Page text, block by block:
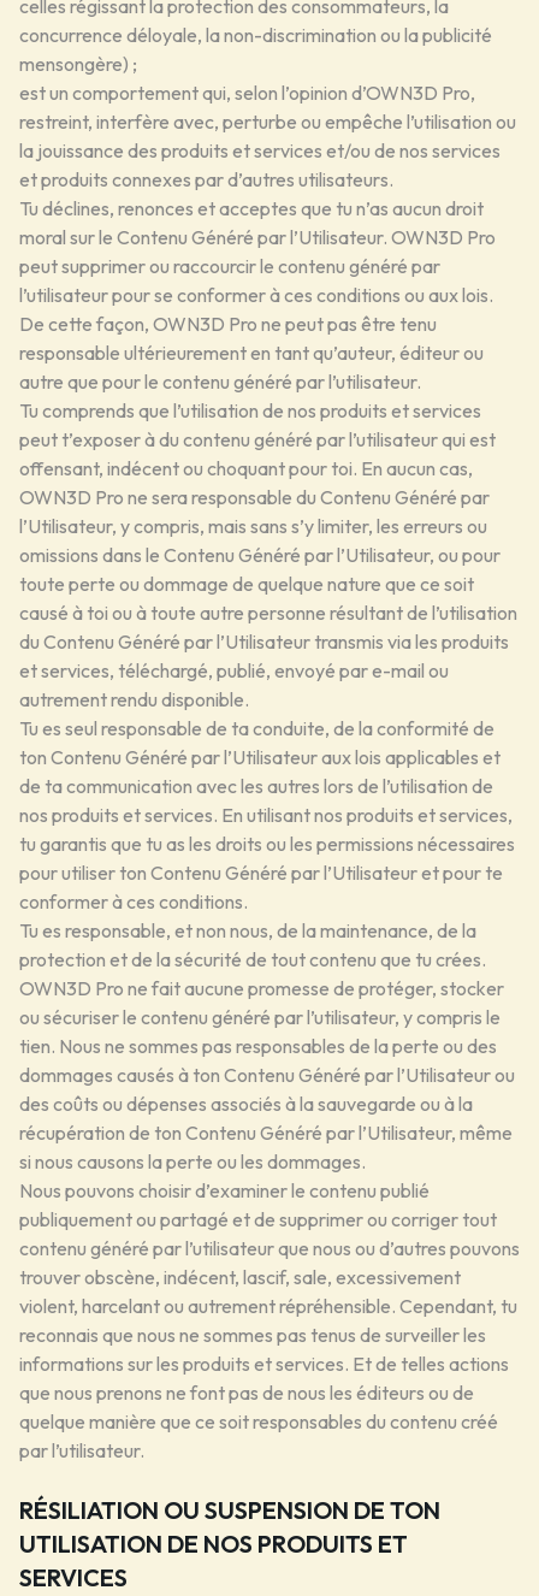
celles régissant la protection des consommateurs, la
concurrence déloyale, la non-discrimination ou la publicité
mensongère) ;
est un comportement qui, selon l’opinion d’OWN3D Pro,
restreint, interfère avec, perturbe ou empêche l’utilisation ou
la jouissance des produits et services et/ou de nos services
et produits connexes par d’autres utilisateurs.
Tu déclines, renonces et acceptes que tu n’as aucun droit
moral sur le Contenu Généré par l’Utilisateur. OWN3D Pro
peut supprimer ou raccourcir le contenu généré par
l’utilisateur pour se conformer à ces conditions ou aux lois.
De cette façon, OWN3D Pro ne peut pas être tenu
responsable ultérieurement en tant qu’auteur, éditeur ou
autre que pour le contenu généré par l’utilisateur.
Tu comprends que l’utilisation de nos produits et services
peut t’exposer à du contenu généré par l’utilisateur qui est
offensant, indécent ou choquant pour toi. En aucun cas,
OWN3D Pro ne sera responsable du Contenu Généré par
l’Utilisateur, y compris, mais sans s’y limiter, les erreurs ou
omissions dans le Contenu Généré par l’Utilisateur, ou pour
toute perte ou dommage de quelque nature que ce soit
causé à toi ou à toute autre personne résultant de l’utilisation
du Contenu Généré par l’Utilisateur transmis via les produits
et services, téléchargé, publié, envoyé par e-mail ou
autrement rendu disponible.
Tu es seul responsable de ta conduite, de la conformité de
ton Contenu Généré par l’Utilisateur aux lois applicables et
de ta communication avec les autres lors de l’utilisation de
nos produits et services. En utilisant nos produits et services,
tu garantis que tu as les droits ou les permissions nécessaires
pour utiliser ton Contenu Généré par l’Utilisateur et pour te
conformer à ces conditions.
Tu es responsable, et non nous, de la maintenance, de la
protection et de la sécurité de tout contenu que tu crées.
OWN3D Pro ne fait aucune promesse de protéger, stocker
ou sécuriser le contenu généré par l’utilisateur, y compris le
tien. Nous ne sommes pas responsables de la perte ou des
dommages causés à ton Contenu Généré par l’Utilisateur ou
des coûts ou dépenses associés à la sauvegarde ou à la
récupération de ton Contenu Généré par l’Utilisateur, même
si nous causons la perte ou les dommages.
Nous pouvons choisir d’examiner le contenu publié
publiquement ou partagé et de supprimer ou corriger tout
contenu généré par l’utilisateur que nous ou d’autres pouvons
trouver obscène, indécent, lascif, sale, excessivement
violent, harcelant ou autrement répréhensible. Cependant, tu
reconnais que nous ne sommes pas tenus de surveiller les
informations sur les produits et services. Et de telles actions
que nous prenons ne font pas de nous les éditeurs ou de
quelque manière que ce soit responsables du contenu créé
par l’utilisateur.
RÉSILIATION OU SUSPENSION DE TON
UTILISATION DE NOS PRODUITS ET
SERVICES